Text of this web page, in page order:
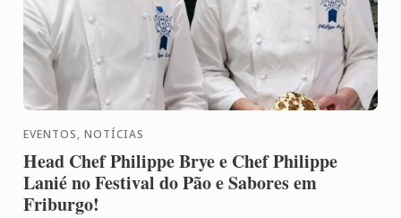
EVENTOS, NOTÍCIAS
Head Chef Philippe Brye e Chef Philippe
Lanié no Festival do Pão e Sabores em
Friburgo!